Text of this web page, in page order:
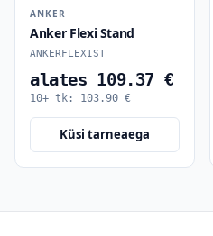
ANKER
Anker Flexi Stand
ANKERFLEXIST
alates 109.37 €
10+ tk: 103.90 €
Küsi tarneaega